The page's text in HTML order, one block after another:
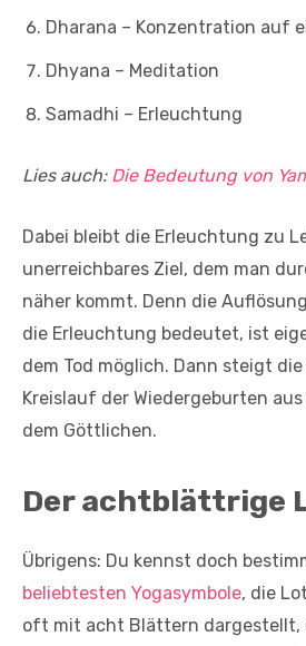
Dharana – Konzentration auf
Dhyana – Meditation
Samadhi – Erleuchtung
Lies auch: Die Bedeutung von
Dabei bleibt die Erleuchtung zu
unerreichbares Ziel, dem man
näher kommt. Denn die
die Erleuchtung bedeutet, ist
dem Tod möglich. Dann steigt die
Kreislauf der Wiedergeburten
dem Göttlichen.
Der achtblättrige
Übrigens: Du kennst doch
beliebtesten Yogasymbole, die
oft mit acht Blättern dargestellt,